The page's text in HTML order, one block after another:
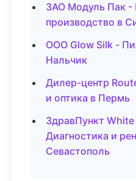
ЗАО Модуль Пак -
производство в
ООО Glow Silk -
Нальчик
Дилер-центр
и оптика в Пермь
ЗдравПункт
Диагностика и
Севастополь